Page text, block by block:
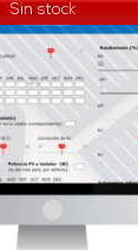
Sin stock